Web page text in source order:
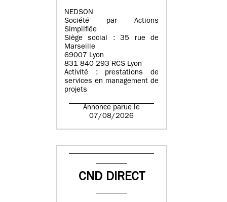
NEDSON
Société par Actions
Simplifiée
Siège social : 35 rue de
Marseille
69007 Lyon
831 840 293 RCS Lyon
Activité : prestations de
services en management de
projets
Annonce parue le
07/08/2026
CND DIRECT